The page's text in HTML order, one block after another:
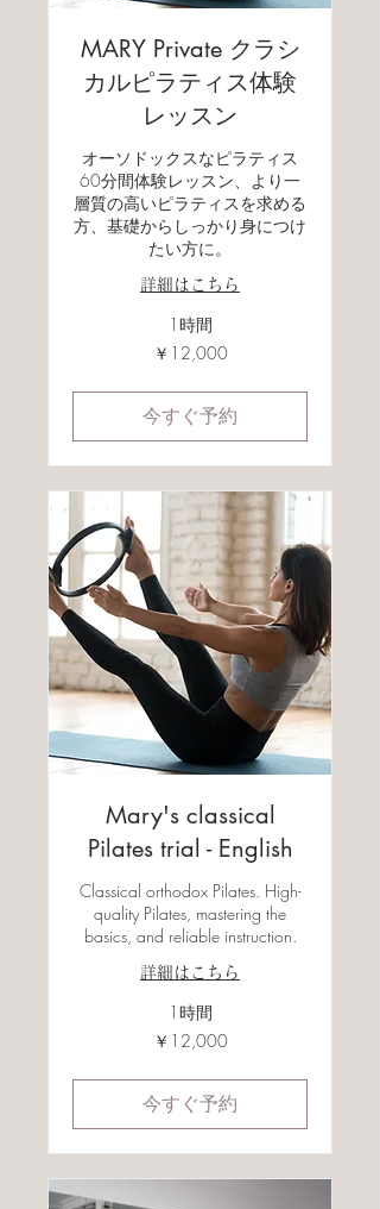
MARY Private クラシ
カルピラティス体験
レッスン
オーソドックスなピラティス
60分間体験レッスン、より一
層質の高いピラティスを求める
方、基礎からしっかり身につけ
たい方に。
詳細はこちら
1時間
￥12,000
今すぐ予約
Mary's classical
Pilates trial - English
Classical orthodox Pilates. High-
quality Pilates, mastering the
basics, and reliable instruction.
詳細はこちら
1時間
￥12,000
今すぐ予約